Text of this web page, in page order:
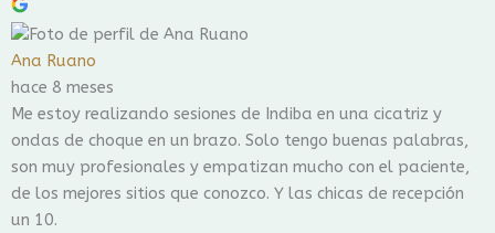
Ana Ruano
hace 8 meses
Me estoy realizando sesiones de Indiba en una cicatriz y
ondas de choque en un brazo. Solo tengo buenas palabras,
son muy profesionales y empatizan mucho con el paciente,
de los mejores sitios que conozco. Y las chicas de recepción
un 10.